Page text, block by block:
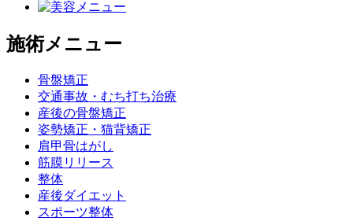
施術メニュー
骨盤矯正
交通事故・むち打ち治療
産後の骨盤矯正
姿勢矯正・猫背矯正
肩甲骨はがし
筋膜リリース
整体
産後ダイエット
スポーツ整体